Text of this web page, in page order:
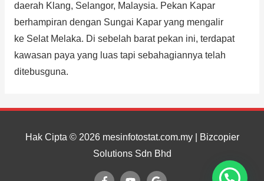
daerah Klang, Selangor, Malaysia. Pekan Kapar
berhampiran dengan Sungai Kapar yang mengalir
ke Selat Melaka. Di sebelah barat pekan ini, terdapat
kawasan paya yang luas tapi sebahagiannya telah
ditebusguna.
Hak Cipta © 2026 mesinfotostat.com.my| Bizcopier
Solutions Sdn Bhd